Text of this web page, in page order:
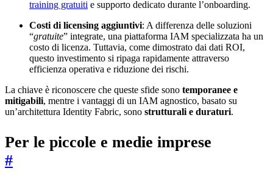
training gratuiti e supporto dedicato durante l’onboarding.
Costi di licensing aggiuntivi: A differenza delle soluzioni
“gratuite” integrate, una piattaforma IAM specializzata ha un
costo di licenza. Tuttavia, come dimostrato dai dati ROI,
questo investimento si ripaga rapidamente attraverso
efficienza operativa e riduzione dei rischi.
La chiave è riconoscere che queste sfide sono temporanee e
mitigabili, mentre i vantaggi di un IAM agnostico, basato su
un’architettura Identity Fabric, sono strutturali e duraturi.
Per le piccole e medie imprese
#